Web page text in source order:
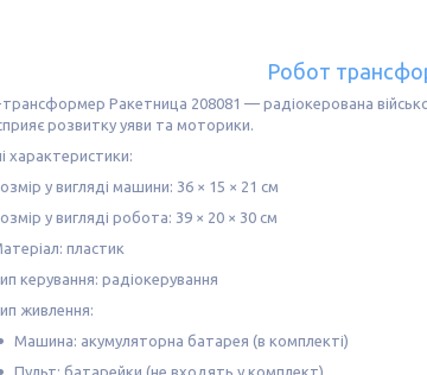
Робот
Ракетница 208081 — радіокерована
розвитку уяви та моторики.
характеристики:
у вигляді машини: 36 × 15 × 21 см
у вигляді робота: 39 × 20 × 30 см
пластик
керування: радіокерування
живлення:
Машина: акумуляторна батарея (в комплекті)
Пульт: батарейки (не входять у комплект)